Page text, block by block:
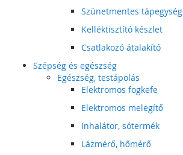
Szünetmentes tápegység
Kelléktisztító készlet
Csatlakozó átalakító
Szépség és egészség
Egészség, testápolás
Elektromos fogkefe
Elektromos melegítő
Inhalátor, sótermék
Lázmérő, hőmérő